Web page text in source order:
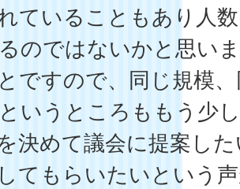
ていることもあり人
のではないかと思い
ですので、同じ規模
いうところももう少
決めて議会に提案し
てもらいたいという